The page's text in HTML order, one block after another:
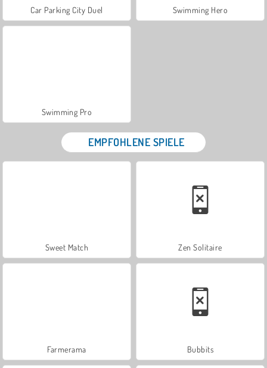
Car Parking City Duel Swimming Hero
Swimming Pro
EMPFOHLENE SPIELE
Sweet Match Zen Solitaire
Farmerama Bubbits